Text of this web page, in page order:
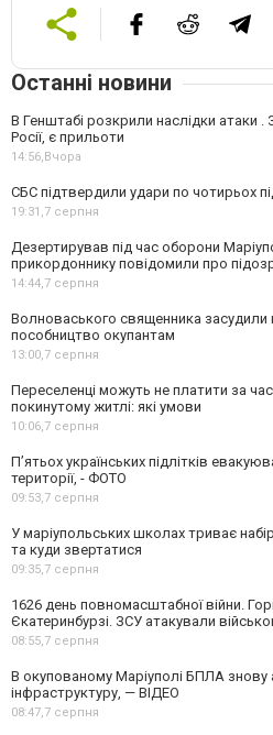
Останні новини
В Генштабі розкрили наслідки атаки
Росії, є прильоти
14:56,Вчора
СБС підтвердили удари по чотирьох
19:31,7 серпня
Дезертирував під час оборони
прикордоннику повідомили про
14:44,7 серпня
Волноваського священника засудили
пособництво окупантам
13:00,7 серпня
Переселенці можуть не платити за
покинутому житлі: які умови
10:06,7 серпня
П’ятьох українських підлітків
території, - ФОТО
09:53,7 серпня
У маріупольських школах триває
та куди звертатися
09:35,7 серпня
1626 день повномасштабної війни.
Єкатеринбурзі. ЗСУ атакували
08:55,7 серпня
В окупованому Маріуполі БПЛА знову
інфраструктуру, — ВІДЕО
08:47,7 серпня